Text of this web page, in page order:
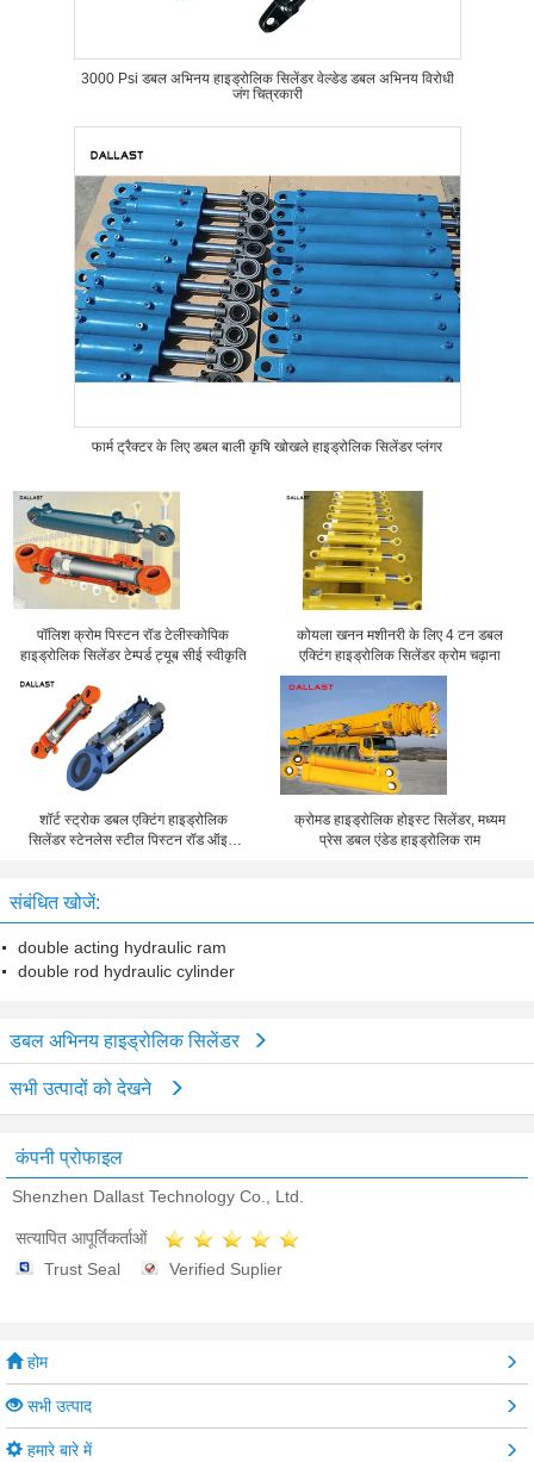
3000 Psi डबल अभिनय हाइड्रोलिक सिलेंडर वेल्डेड डबल अभिनय विरोधी
जंग चित्रकारी
फार्म ट्रैक्टर के लिए डबल बाली कृषि खोखले हाइड्रोलिक सिलेंडर प्लंगर
पॉलिश क्रोम पिस्टन रॉड टेलीस्कोपिक
हाइड्रोलिक सिलेंडर टेम्पर्ड ट्यूब सीई स्वीकृति
कोयला खनन मशीनरी के लिए 4 टन डबल
एक्टिंग हाइड्रोलिक सिलेंडर क्रोम चढ़ाना
शॉर्ट स्ट्रोक डबल एक्टिंग हाइड्रोलिक
सिलेंडर स्टेनलेस स्टील पिस्टन रॉड ऑइल
क्रोमड हाइड्रोलिक होइस्ट सिलेंडर, मध्यम
प्रेस डबल एंडेड हाइड्रोलिक राम
संबंधित खोजें:
double acting hydraulic ram
double rod hydraulic cylinder
डबल अभिनय हाइड्रोलिक सिलेंडर
सभी उत्पादों को देखने
कंपनी प्रोफाइल
Shenzhen Dallast Technology Co., Ltd.
सत्यापित आपूर्तिकर्ताओं
Trust Seal
Verified Suplier
होम
सभी उत्पाद
हमारे बारे में